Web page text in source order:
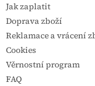
Jak zaplatit
Doprava zboží
Reklamace a vrácení
Cookies
Věrnostní program
FAQ